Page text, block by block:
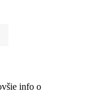
info o